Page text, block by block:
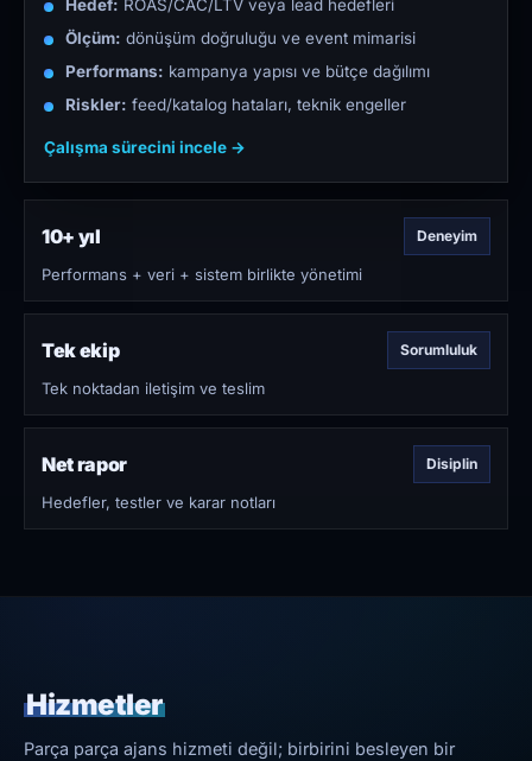
Hedef: ROAS/CAC/LTV veya lead hedefleri
Ölçüm: dönüşüm doğruluğu ve event mimarisi
Performans: kampanya yapısı ve bütçe dağılımı
Riskler: feed/katalog hataları, teknik engeller
Çalışma sürecini incele →
10+ yıl Deneyim
Performans + veri + sistem birlikte yönetimi
Tek ekip Sorumluluk
Tek noktadan iletişim ve teslim
Net rapor Disiplin
Hedefler, testler ve karar notları
Hizmetler
Parça parça ajans hizmeti değil; birbirini besleyen bir